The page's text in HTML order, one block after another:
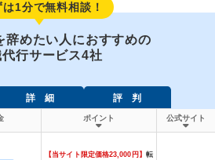
は1分で無料相談！
辞めたい人におすすめの
代行サービス4社
詳 細 評 判
ポイント 公式サイト
【当サイト限定価格23,000円】 転